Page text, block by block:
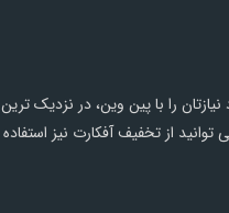
را با پین وین، در نزدیک ترین
از تخفیف آفکارت نیز استفاده